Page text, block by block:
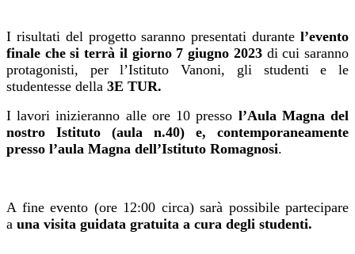
I risultati del progetto saranno presentati durante l’evento
finale che si terrà il giorno 7 giugno 2023di cui saranno
protagonisti, per l’Istituto Vanoni, gli studenti e le
studentesse della 3E TUR.
I lavori inizieranno alle ore 10 presso l’Aula Magna del
nostro Istituto (aula n.40) e, contemporaneamente
presso l’aula Magna dell’Istituto Romagnosi.
A fine evento (ore 12:00 circa) sarà possibile partecipare
a una visita guidata gratuita a cura degli studenti.